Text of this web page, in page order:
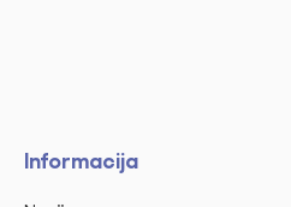
Informacija